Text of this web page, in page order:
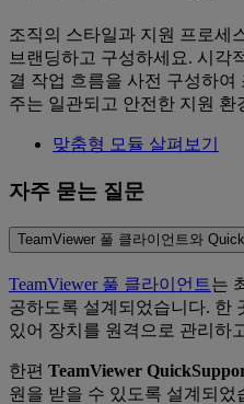
조직의 스타일과 지원 프로세
브랜딩하고 구성하세요. 시각
결 작업 흐름을 사전 구성하
주는 일관되고 안전한 지원 환
맞춤형 모듈 살펴보기
자주 묻는 질문
TeamViewer 풀 클라이언트와
TeamViewer 풀 클라이언트 는
공하도록 설계되었습니다. 한
있어 장치를 원격으로 관리하
한편 TeamViewer
원을 받을 수 있도록 설계되었